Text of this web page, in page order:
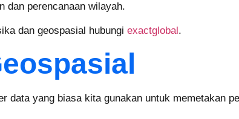
dan perencanaan wilayah.
dan geospasial hubungi exactglobal.
data yang biasa kita gunakan untuk memetakan